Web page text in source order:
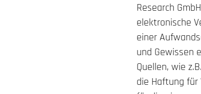
Research
elektronische
einer
und Gewissen
Quellen, wie
die Haftung für